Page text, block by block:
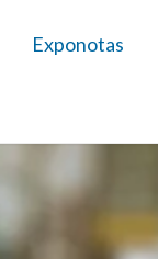
Exponotas